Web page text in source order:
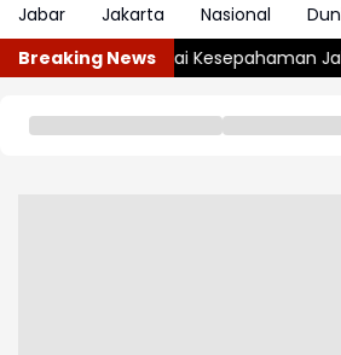
Jabar
Jakarta Nasional
Breaking News
Pelayaran di Selat Hormuz Harga